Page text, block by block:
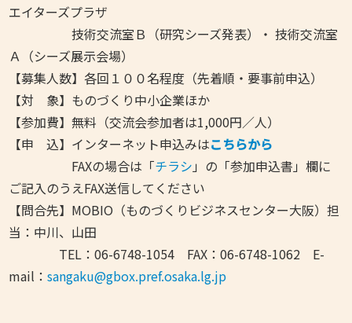
エイターズプラザ
技術交流室Ｂ（研究シーズ発表）・ 技術交流室
Ａ（シーズ展示会場）
【募集人数】各回１００名程度（先着順・要事前申込）
【対 象】ものづくり中小企業ほか
【参加費】無料（交流会参加者は1,000円／人）
【申 込】インターネット申込みはこちらから
FAXの場合は「チラシ 」の「参加申込書」欄に
ご記入のうえFAX送信してください
【問合先】MOBIO（ものづくりビジネスセンター大阪）担
当：中川、山田
TEL：06-6748-1054 FAX：06-6748-1062 E-
mail：sangaku@gbox.pref.osaka.lg.jp